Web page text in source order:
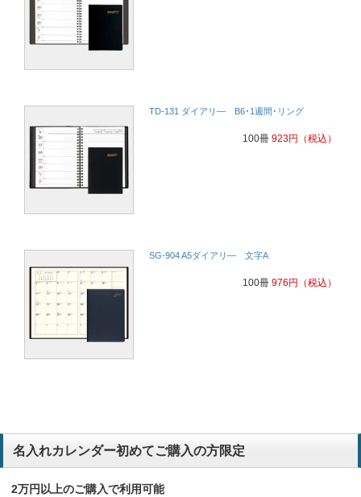
TD-131 ダイアリ― B6･1週間･リング
100冊 923円 （税込）
SG-904 A5ダイアリ― 文字A
100冊 976 円 （税込）
名入れカレンダー初めてご購入の方限定
2万円以上のご購入で利用可能